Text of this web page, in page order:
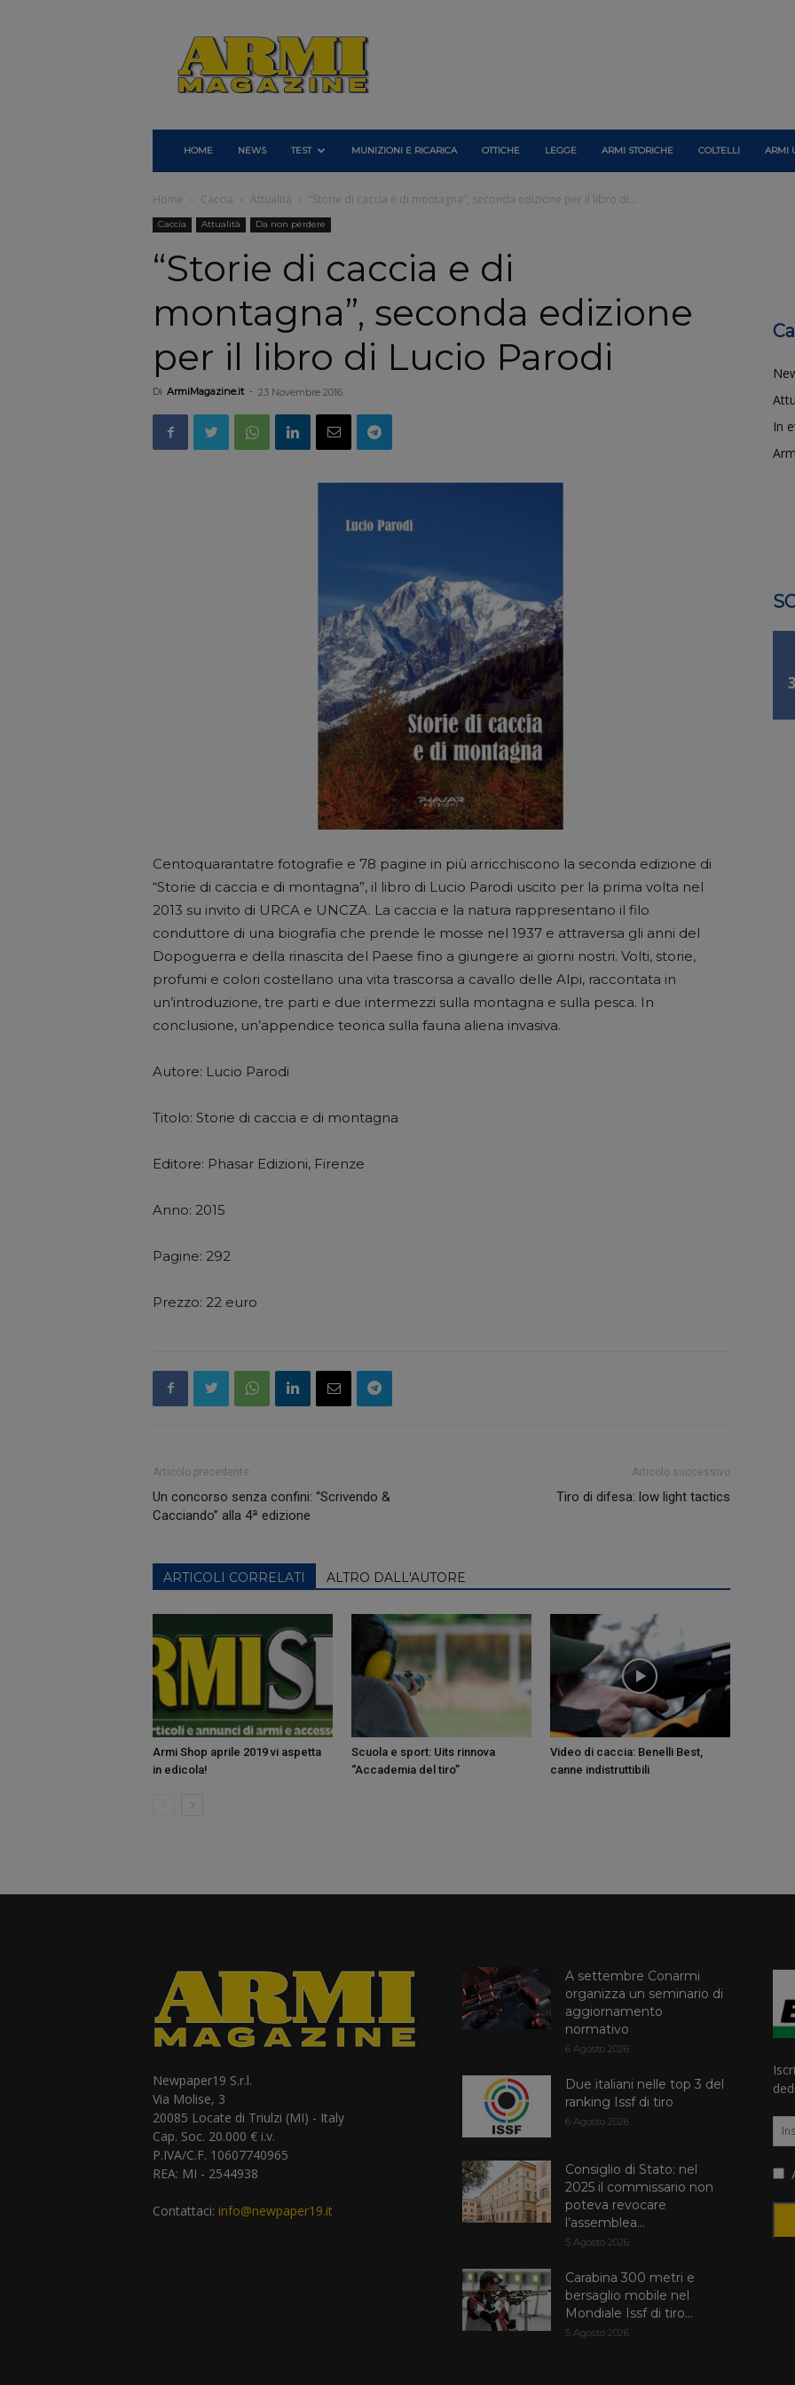
Armi
Magazine
HOME NEWS TEST MUNIZIONI E RICARICA OTTICHE LEGGE ARMI STORICHE COLTELLI ARMI
Home Caccia Attualità “Storie di caccia e di montagna”, seconda edizione per il libro di...
Caccia Attualità Da non perdere
“Storie di caccia e di
montagna”, seconda edizione
per il libro di Lucio Parodi
Di ArmiMagazine.it - 23 Novembre 2016
Centoquarantatre fotografie e 78 pagine in più arricchiscono la seconda edizione di
“Storie di caccia e di montagna”, il libro di Lucio Parodi uscito per la prima volta nel
2013 su invito di URCA e UNCZA. La caccia e la natura rappresentano il filo
conduttore di una biografia che prende le mosse nel 1937 e attraversa gli anni del
Dopoguerra e della rinascita del Paese fino a giungere ai giorni nostri. Volti, storie,
profumi e colori costellano una vita trascorsa a cavallo delle Alpi, raccontata in
un’introduzione, tre parti e due intermezzi sulla montagna e sulla pesca. In
conclusione, un’appendice teorica sulla fauna aliena invasiva.
Autore: Lucio Parodi
Titolo: Storie di caccia e di montagna
Editore: Phasar Edizioni, Firenze
Anno: 2015
Pagine: 292
Prezzo: 22 euro
Articolo precedente
Un concorso senza confini: “Scrivendo &
Cacciando” alla 4ª edizione
Articolo successivo
Tiro di difesa: low light tactics
ARTICOLI CORRELATI ALTRO DALL'AUTORE
Armi Shop aprile 2019 vi aspetta
in edicola!
Scuola e sport: Uits rinnova
“Accademia del tiro”
Video di caccia: Benelli Best,
canne indistruttibili
In
Newpaper19 S.r.l.
Via Molise, 3
20085 Locate di Triulzi (MI) - Italy
Cap. Soc. 20.000 € i.v.
P.IVA/C.F. 10607740965
REA: MI - 2544938
Contattaci: info@newpaper19.it
A settembre Conarmi
organizza un seminario di
aggiornamento
normativo
6 Agosto 2026
Due italiani nelle top 3 del
ranking Issf di tiro
6 Agosto 2026
Consiglio di Stato: nel
2025 il commissario non
poteva revocare
l’assemblea...
5 Agosto 2026
Carabina 300 metri e
bersaglio mobile nel
Mondiale Issf di tiro...
5 Agosto 2026